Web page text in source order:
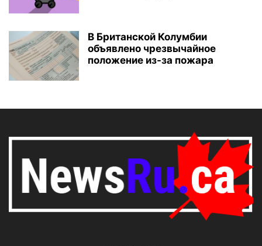
В Британской Колумбии
объявлено чрезвычайное
положение из-за пожара